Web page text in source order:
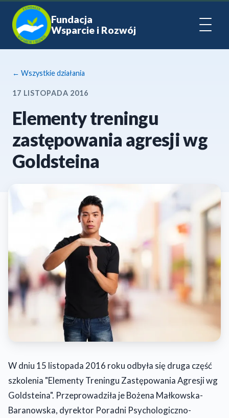
Fundacja
Wsparcie i Rozwój
← Wszystkie działania
17 LISTOPADA 2016
Elementy treningu
zastępowania agresji wg
Goldsteina
W dniu 15 listopada 2016 roku odbyła się druga część
szkolenia "Elementy Treningu Zastępowania Agresji wg
Goldsteina". Przeprowadziła je Bożena Małkowska-
Baranowska, dyrektor Poradni Psychologiczno-